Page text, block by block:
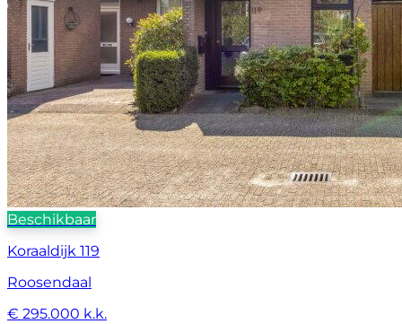
Beschikbaar
Koraaldijk 119
Roosendaal
€ 295.000 k.k.